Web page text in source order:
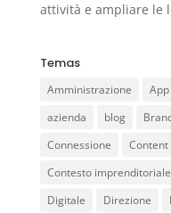
attività e ampliare le
Temas
Amministrazione App
azienda
blog
Connessione
Contesto imprenditoriale
Digitale
Direzione